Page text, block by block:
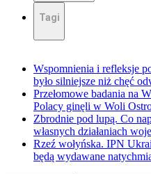
Tagi
Wspomnienia i refleksje
było silniejsze niż chęć
Przełomowe badania na
Polacy ginęli w Woli
Zbrodnie pod lupą. Co
własnych działaniach
Rzeź wołyńska. IPN
będą wydawane